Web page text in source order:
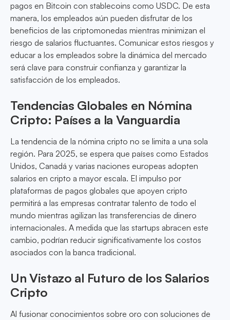
pagos en Bitcoin con stablecoins como USDC. De esta
manera, los empleados aún pueden disfrutar de los
beneficios de las criptomonedas mientras minimizan el
riesgo de salarios fluctuantes. Comunicar estos riesgos y
educar a los empleados sobre la dinámica del mercado
será clave para construir confianza y garantizar la
satisfacción de los empleados.
Tendencias Globales en Nómina
Cripto: Países a la Vanguardia
La tendencia de la nómina cripto no se limita a una sola
región. Para 2025, se espera que países como Estados
Unidos, Canadá y varias naciones europeas adopten
salarios en cripto a mayor escala. El impulso por
plataformas de pagos globales que apoyen cripto
permitirá a las empresas contratar talento de todo el
mundo mientras agilizan las transferencias de dinero
internacionales. A medida que las startups abracen este
cambio, podrían reducir significativamente los costos
asociados con la banca tradicional.
Un Vistazo al Futuro de los Salarios
Cripto
Al fusionar conocimientos sobre oro con soluciones de